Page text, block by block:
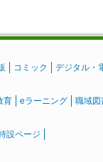
コミック デジタル・
育 eラーニング 職域図
設ページ